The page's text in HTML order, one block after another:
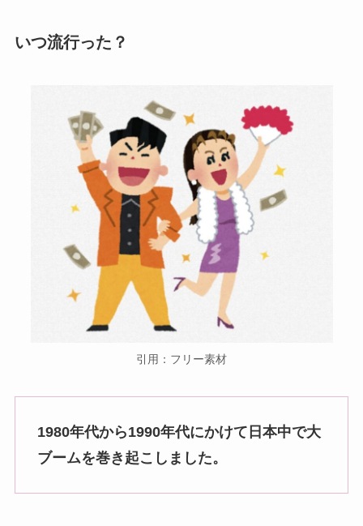
いつ流行った？
引用：フリー素材
1980年代から1990年代にかけて日本中で大
ブームを巻き起こしました。